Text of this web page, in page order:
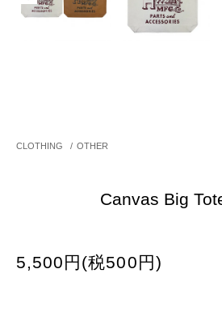
CLOTHING / OTHER
Canvas Big
5,500円(税500円)